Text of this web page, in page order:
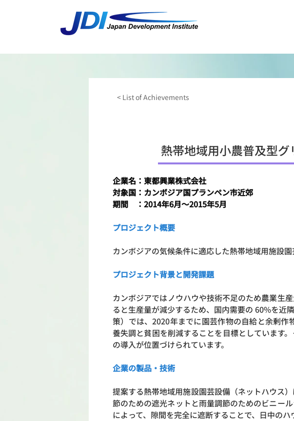
< List of Achievements
熱帯地域用小農普及型
企業名：東都興業株式会社
対象国：カンボジア国プランペン市近郊
​期間　：2014年6月～2015年5月
プロジェクト概要
カンボジアの気候条件に適応した熱帯地域用施設
プロジェクト背景と開発課題
カンボジアではノウハウや技術不足のため農業生
ると生産量が減少するため、国内需要の 60%を近
策）では、2020年までに園芸作物の自給と余剰
養失調と貧困を削減することを目標としています
の導入が位置づけられています。
企業の製品・技術
提案する熱帯地域用施設園芸設備（ネットハウス
節のための遮光ネットと雨量調節のためのビニー
によって、隙間を完全に遮断することで、日中の